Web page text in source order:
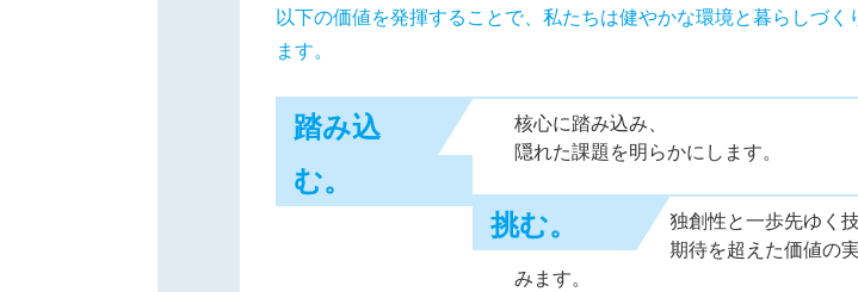
以下の価値を発揮することで、私たちは健やかな環境と暮らしづく
ます。
踏み込
む。
核心に踏み込み、
隠れた課題を明らかにします。
挑む。
独創性と一歩先ゆく技
期待を超えた価値の
みます。